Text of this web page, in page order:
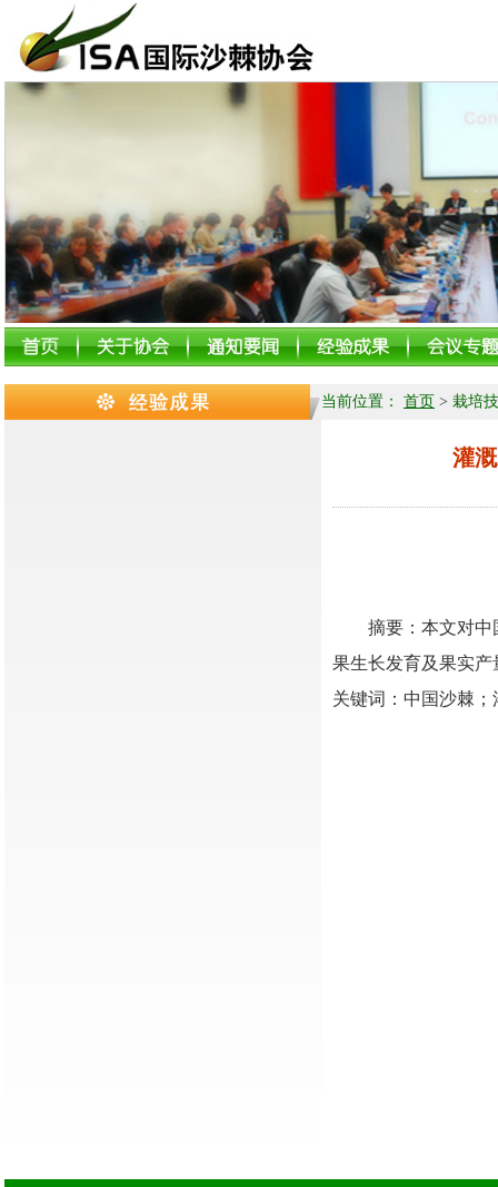
当前位置： 首页 > 栽培
灌
摘要：本文对中国
果生长发育及果实
关键词：中国沙棘